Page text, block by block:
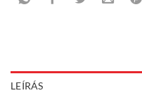
LEÍRÁS